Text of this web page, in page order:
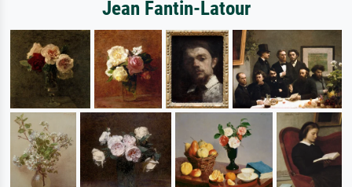
Jean Fantin-Latour